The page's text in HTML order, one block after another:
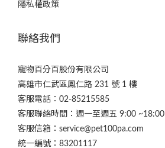
隱私權政策
聯絡我們
寵物百分百股份有限公司
高雄市仁武區鳳仁路 231 號 1 樓
客服電話：02-85215585
客服聯絡時間：週一至週五 9:00 ~18:00
客服信箱：service@pet100pa.com
統一編號：83201117